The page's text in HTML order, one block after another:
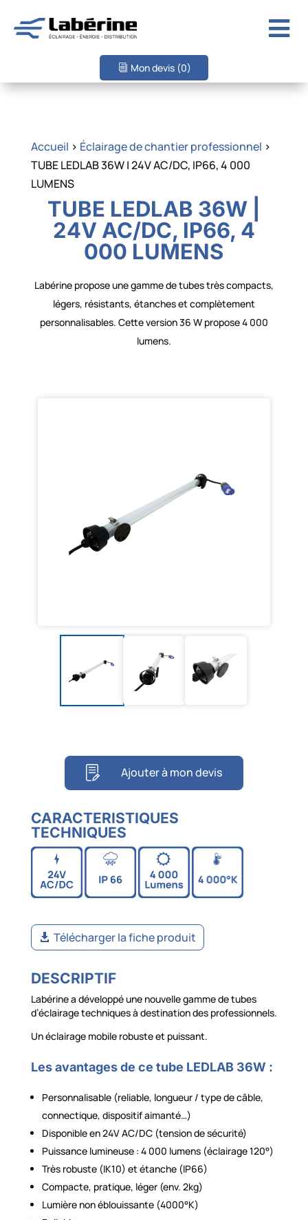

Mon devis (0)
Accueil > Éclairage de chantier professionnel >
TUBE LEDLAB 36W | 24V AC/DC, IP66, 4 000
LUMENS
TUBE LEDLAB 36W |
24V AC/DC, IP66, 4
000 LUMENS
Labérine propose une gamme de tubes très compacts,
légers, résistants, étanches et complètement
personnalisables. Cette version 36 W propose 4 000
lumens.
Ajouter à mon devis
CARACTERISTIQUES
TECHNIQUES
Télécharger la fiche produit
DESCRIPTIF
Labérine a développé une nouvelle gamme de tubes
d’éclairage techniques à destination des professionnels.
Un éclairage mobile robuste et puissant.
Les avantages de ce tube LEDLAB 36W :
Personnalisable (reliable, longueur / type de câble,
connectique, dispositif aimanté…)
Disponible en 24V AC/DC (tension de sécurité)
Puissance lumineuse : 4 000 lumens (éclairage 120°)
Très robuste (IK10) et étanche (IP66)
Compacte, pratique, léger (env. 2kg)
Lumière non éblouissante (4000°K)